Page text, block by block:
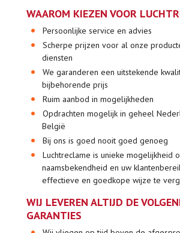
WAAROM KIEZEN VOOR
Persoonlijke service en advies
Scherpe prijzen voor al onze
diensten
We garanderen een uitstekende
bijbehorende prijs
Ruim aanbod in mogelijkheden
Opdrachten mogelijk in geheel
België
Bij ons is goed nooit goed genoeg
Luchtreclame is unieke mogelijkheid
naamsbekendheid en uw
effectieve en goedkope wijze te
WIJ LEVEREN ALTIJD DE
GARANTIES